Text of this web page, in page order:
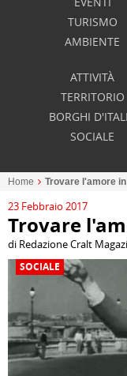
TURISMO
AMBIENTE
ATTIVITÀ
TERRITORIO
BORGHI
SOCIALE
Home Trovare l'amore
23 Febbraio 2017
Trovare
di Redazione Cralt
SOCIALE